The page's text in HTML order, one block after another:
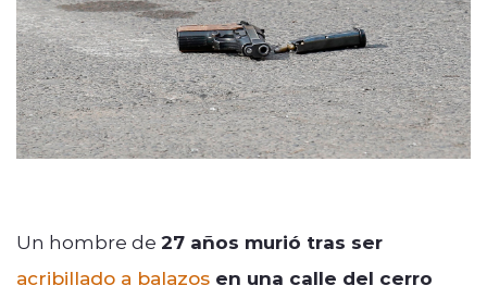
modo claro
Un hombre de 27 años murió tras ser
acribillado a balazos en una calle del cerro